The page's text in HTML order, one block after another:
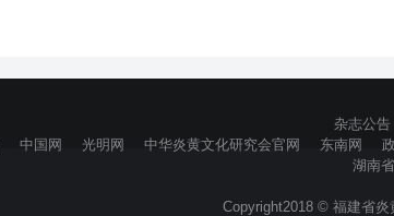
杂志公告
中国网 光明网 中华炎黄文化研究会官网 东南网
湖南
Copyright2018 © 福建省炎